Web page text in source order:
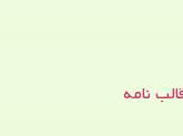
نامه